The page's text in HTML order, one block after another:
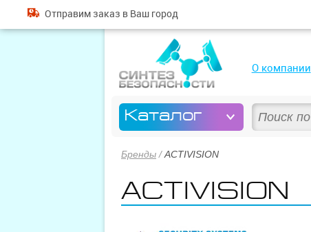
О компании
Каталог
Отправим заказ в Ваш город
Бренды /ACTIVISION
ACTIVISION